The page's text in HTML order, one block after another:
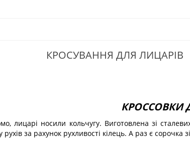
КРОСУВАННЯ ДЛЯ ЛИЦАРІВ
КРОССОВКИ
лицарі носили кольчугу. Виготовлена ​​зі
рухів за рахунок рухливості кілець. А раз є сорочка